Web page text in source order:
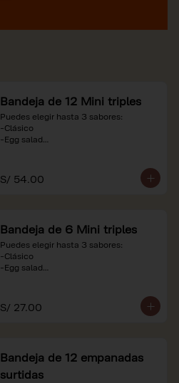
Bandeja de 12 Mini triples
Puedes elegir hasta 3 sabores:
-Clásico
-Egg salad
referenciales.
S/ 54.00
Bandeja de 6 Mini triples
Puedes elegir hasta 3 sabores:
-Clásico
-Egg salad
referenciales.
S/ 27.00
Bandeja de 12 empanadas
surtidas